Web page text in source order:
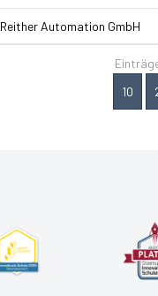
Reither Automation GmbH
10